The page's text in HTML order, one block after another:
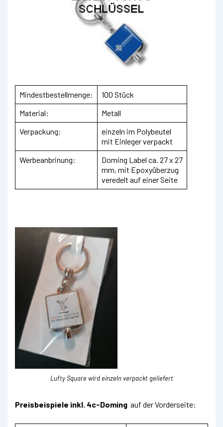
Mindestbestellmenge:
100 Stück
Material:
Metall
Verpackung:
einzeln im Polybeutel
mit Einleger verpackt
Werbeanbrinung:
Doming Label ca. 27 x 27
mm, mit Epoxyüberzug
veredelt auf einer Seite
Lufty Square wird einzeln verpackt geliefert
Preisbeispiele inkl. 4c-Doming auf der Vorderseite: